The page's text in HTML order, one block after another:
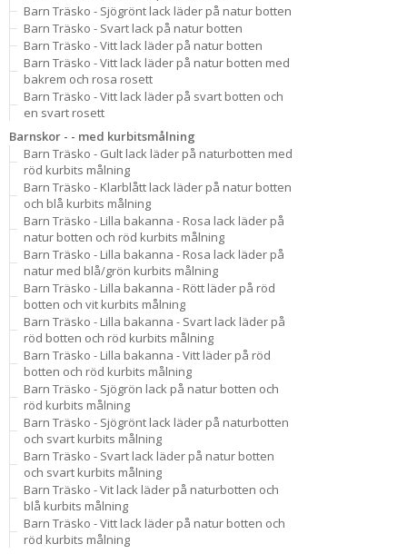
Barn Träsko - Sjögrönt lack läder på natur botten
Barn Träsko - Svart lack på natur botten
Barn Träsko - Vitt lack läder på natur botten
Barn Träsko - Vitt lack läder på natur botten med
bakrem och rosa rosett
Barn Träsko - Vitt lack läder på svart botten och
en svart rosett
Barnskor - - med kurbitsmålning
Barn Träsko - Gult lack läder på naturbotten med
röd kurbits målning
Barn Träsko - Klarblått lack läder på natur botten
och blå kurbits målning
Barn Träsko - Lilla bakanna - Rosa lack läder på
natur botten och röd kurbits målning
Barn Träsko - Lilla bakanna - Rosa lack läder på
natur med blå/grön kurbits målning
Barn Träsko - Lilla bakanna - Rött läder på röd
botten och vit kurbits målning
Barn Träsko - Lilla bakanna - Svart lack läder på
röd botten och röd kurbits målning
Barn Träsko - Lilla bakanna - Vitt läder på röd
botten och röd kurbits målning
Barn Träsko - Sjögrön lack på natur botten och
röd kurbits målning
Barn Träsko - Sjögrönt lack läder på naturbotten
och svart kurbits målning
Barn Träsko - Svart lack läder på natur botten
och svart kurbits målning
Barn Träsko - Vit lack läder på naturbotten och
blå kurbits målning
Barn Träsko - Vitt lack läder på natur botten och
röd kurbits målning